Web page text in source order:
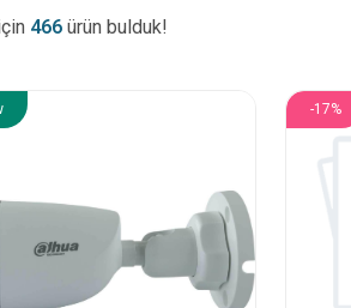
466 ürün bulduk!
-17%